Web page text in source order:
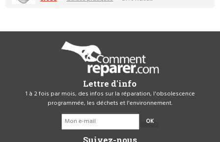
Lettre d'info
1 à 2 fois par mois, des infos sur la réparation, l'obsolescence
programmée, les déchets et l'environnement.
OK